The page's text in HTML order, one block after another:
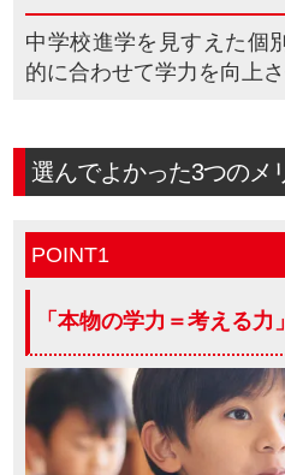
中学校進学を見すえた個
的に合わせて学力を向上さ
選んでよかった3つのメ
POINT1
「本物の学力＝考える力